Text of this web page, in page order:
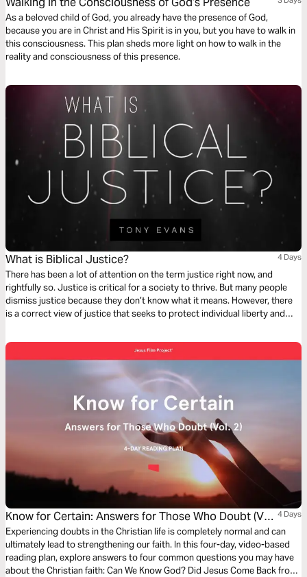
As a beloved child of God, you already have the presence of God,
because you are in Christ and His Spirit is in you, but you have to walk in
this consciousness. This plan sheds more light on how to walk in the
reality and consciousness of this presence.
What is Biblical Justice? 4 Days
There has been a lot of attention on the term justice right now, and
rightfully so. Justice is critical for a society to thrive. But many people
dismiss justice because they don’t know what it means. However, there
is a correct view of justice that seeks to protect individual liberty and
Evans will examine authentic biblical justice.
Know for Certain: Answers for Those Who Doubt (Vol.
2)
4 Days
Experiencing doubts in the Christian life is completely normal and can
ultimately lead to strengthening our faith. In this four-day, video-based
reading plan, explore answers to four common questions you may have
about the Christian faith: Can We Know God? Did Jesus Come Back from